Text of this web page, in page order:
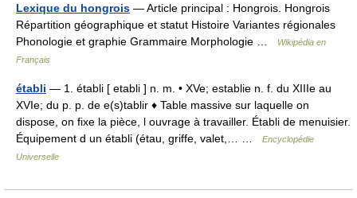
Lexique du hongrois — Article principal : Hongrois. Hongrois
Répartition géographique et statut Histoire Variantes régionales
Phonologie et graphie Grammaire Morphologie …
Wikipédia en
Français
établi — 1. établi [ etabli ] n. m. • XVe; establie n. f. du XIIIe au
XVIe; du p. p. de e(s)tablir ♦ Table massive sur laquelle on
dispose, on fixe la pièce, l ouvrage à travailler. Établi de menuisier.
Équipement d un établi (étau, griffe, valet,… …
Encyclopédie
Universelle